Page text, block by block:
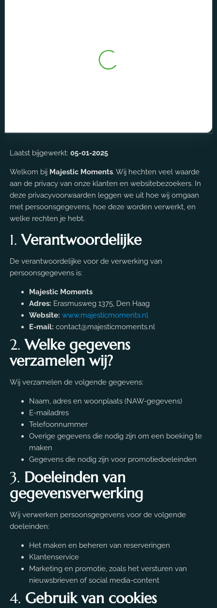
Laatst bijgewerkt: 05-01-2025
Welkom bij Majestic Moments. Wij hechten veel waarde
aan de privacy van onze klanten en websitebezoekers. In
deze privacyvoorwaarden leggen we uit hoe wij omgaan
met persoonsgegevens, hoe deze worden verwerkt, en
welke rechten je hebt.
1.Verantwoordelijke
De verantwoordelijke voor de verwerking van
persoonsgegevens is:
Majestic Moments
Adres: Erasmusweg 1375, Den Haag
Website: www.majesticmoments.nl
E-mail: contact@majesticmoments.nl
2.Welke gegevens
verzamelen wij?
Wij verzamelen de volgende gegevens:
Naam, adres en woonplaats (NAW-gegevens)
E-mailadres
Telefoonnummer
Overige gegevens die nodig zijn om een boeking te
maken
Gegevens die nodig zijn voor promotiedoeleinden
3. Doeleinden van
gegevensverwerking
Wij verwerken persoonsgegevens voor de volgende
doeleinden:
Het maken en beheren van reserveringen
Klantenservice
Marketing en promotie, zoals het versturen van
nieuwsbrieven of social media-content
4. Gebruik van cookies